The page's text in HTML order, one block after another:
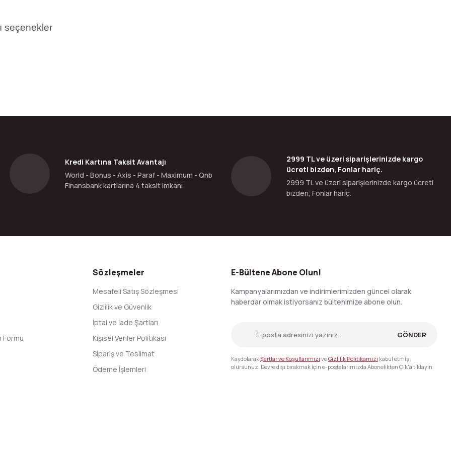
seçenekler
Yorum Yaz
gördüğünüz noktaları öneri formunu kullanarak tarafımıza iletebilirsiniz.
Kredi Kartına Taksit Avantajı
World - Bonus - Axis - Paraf - Maximum - Qnb
Finansbank kartlarına 4 taksit imkanı
2999 TL ve üzeri siparişlerinizde kargo
ücreti bizden, Fonlar hariç.
2999 TL ve üzeri siparişlerinizde kargo ücreti
bizden, Fonlar hariç.
Formu
Sözleşmeler
Mesafeli Satış Sözleşmesi
Gizlilik ve Güvenlik
İptal ve İade Şartları
Kişisel Veriler Politikası
Sipariş ve Teslimat
Ödeme İşlemleri
E-Bültene Abone Olun!
Kampanyalarımızdan ve indirimlerimizden güncel olarak
haberdar olmak istiyorsanız bültenimize abone olun.
GÖNDER
KaydolarakŞartlar ve Koşullarımızı veGizlilik Politikamızı kabul etmiş
olursunuz. Devre dışı bırakmak için e-postalarımızda Abonelikten Çık'a tıklayın.